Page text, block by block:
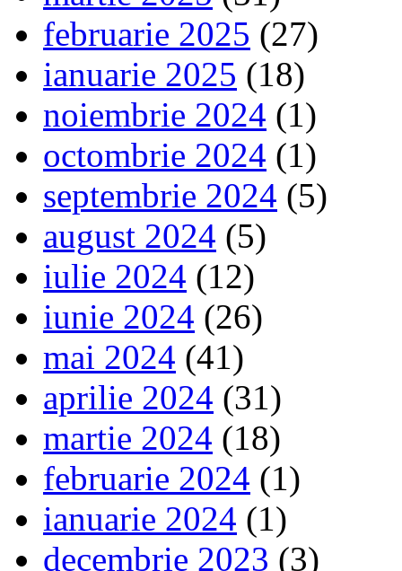
februarie 2025 (27)
ianuarie 2025 (18)
noiembrie 2024 (1)
octombrie 2024 (1)
septembrie 2024 (5)
august 2024 (5)
iulie 2024 (12)
iunie 2024 (26)
mai 2024 (41)
aprilie 2024 (31)
martie 2024 (18)
februarie 2024 (1)
ianuarie 2024 (1)
decembrie 2023 (3)